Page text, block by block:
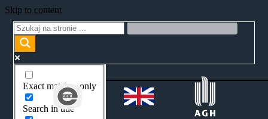
Skip to content
Exact matches only
Search in title